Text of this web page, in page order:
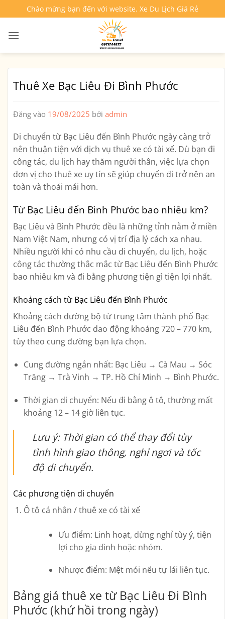
qua
nội
Chào mừng bạn đến với website. Xe Du Lịch Giá Rẻ
Thuê Xe Bạc Liêu Đi Bình Phước
Đăng vào 19/08/2025 bởi admin
Di chuyển từ Bạc Liêu đến Bình Phước ngày càng trở
nên thuận tiện với dịch vụ thuê xe có tài xế. Dù bạn đi
công tác, du lịch hay thăm người thân, việc lựa chọn
đơn vị cho thuê xe uy tín sẽ giúp chuyến đi trở nên an
toàn và thoải mái hơn.
Từ Bạc Liêu đến Bình Phước bao nhiêu km?
Bạc Liêu và Bình Phước đều là những tỉnh nằm ở miền
Nam Việt Nam, nhưng có vị trí địa lý cách xa nhau.
Nhiều người khi có nhu cầu di chuyển, du lịch, hoặc
công tác thường thắc mắc từ Bạc Liêu đến Bình Phước
bao nhiêu km và đi bằng phương tiện gì tiện lợi nhất.
Khoảng cách từ Bạc Liêu đến Bình Phước
Khoảng cách đường bộ từ trung tâm thành phố Bạc
Liêu đến Bình Phước dao động khoảng720 – 770 km,
tùy theo cung đường bạn lựa chọn.
Cung đường ngắn nhất: Bạc Liêu → Cà Mau → Sóc
Trăng → Trà Vinh → TP. Hồ Chí Minh → Bình Phước.
Thời gian di chuyển: Nếu đi bằng ô tô, thường mất
khoảng 12 – 14 giờliên tục.
Lưu ý: Thời gian có thể thay đổi tùy
tình hình giao thông, nghỉ ngơi và tốc
độ di chuyển.
Các phương tiện di chuyển
Ô tô cá nhân / thuê xe có tài xế
Ưu điểm: Linh hoạt, dừng nghỉ tùy ý, tiện
lợi cho gia đình hoặc nhóm.
Nhược điểm: Mệt mỏi nếu tự lái liên tục.
Bảng giá thuê xe từ Bạc Liêu Đi Bình
Phước (khứ hồi trong ngày)